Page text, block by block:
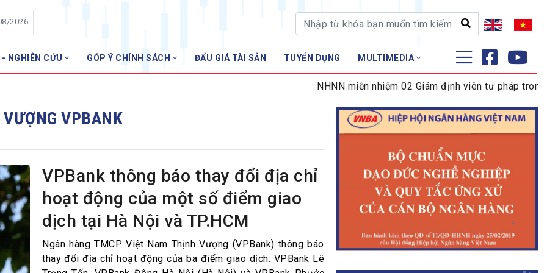
2026
NGHIÊN CỨU GÓP Ý CHÍNH SÁCH ĐẤU GIÁ TÀI SẢN TUYỂN DỤNG MULTIMEDIA
hàng
ĐÀO TẠO - NGHIÊN CỨU
Tập huấn
NHNN miễn nhiệm 02 Giám định viên tư pháp trong lĩnh
VPBANK
VPBank thông báo thay đổi địa chỉ
hoạt động của một số điểm giao
dịch tại Hà Nội và TP.HCM
Ngân hàng TMCP Việt Nam Thịnh Vượng (VPBank) thông báo
thay đổi địa chỉ hoạt động của ba điểm giao dịch: VPBank Lê